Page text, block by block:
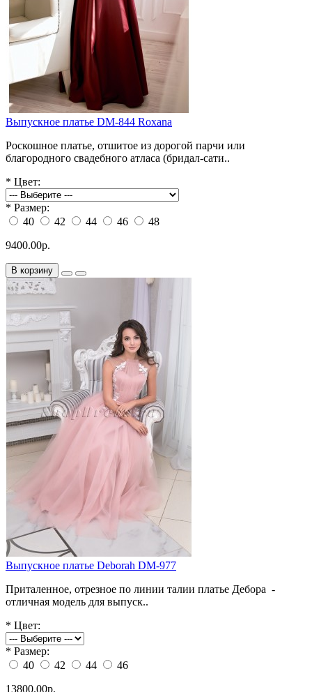
Выпускное платье DM-844 Roxana
Роскошное платье, отшитое из дорогой парчи или
благородного свадебного атласа (бридал-сати..
* Цвет:
* Размер:
40
42 44 46
48
9400.00р.
В корзину
Выпускное платье Deborah DM-977
Приталенное, отрезное по линии талии платье Дебора -
отличная модель для выпуск..
* Цвет:
* Размер:
40
42 44
46
13800.00р.